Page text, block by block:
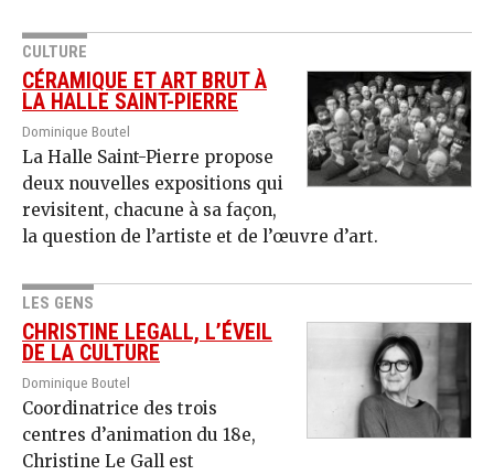
CULTURE
CÉRAMIQUE ET ART BRUT À
LA HALLE SAINT-PIERRE
Dominique Boutel
La Halle Saint-Pierre propose
deux nouvelles expositions qui
revisitent, chacune à sa façon,
la question de l’artiste et de l’œuvre d’art.
LES GENS
CHRISTINE LEGALL, L’ÉVEIL
DE LA CULTURE
Dominique Boutel
Coordinatrice des trois
centres d’animation du 18e,
Christine Le Gall est